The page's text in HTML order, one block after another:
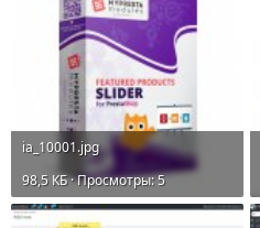
ia_10001.jpg
98,5 КБ · Просмотры: 5